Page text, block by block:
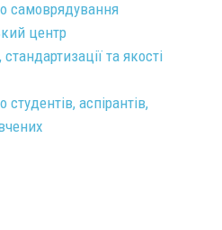
самоврядування
центр
та якості
аспірантів,